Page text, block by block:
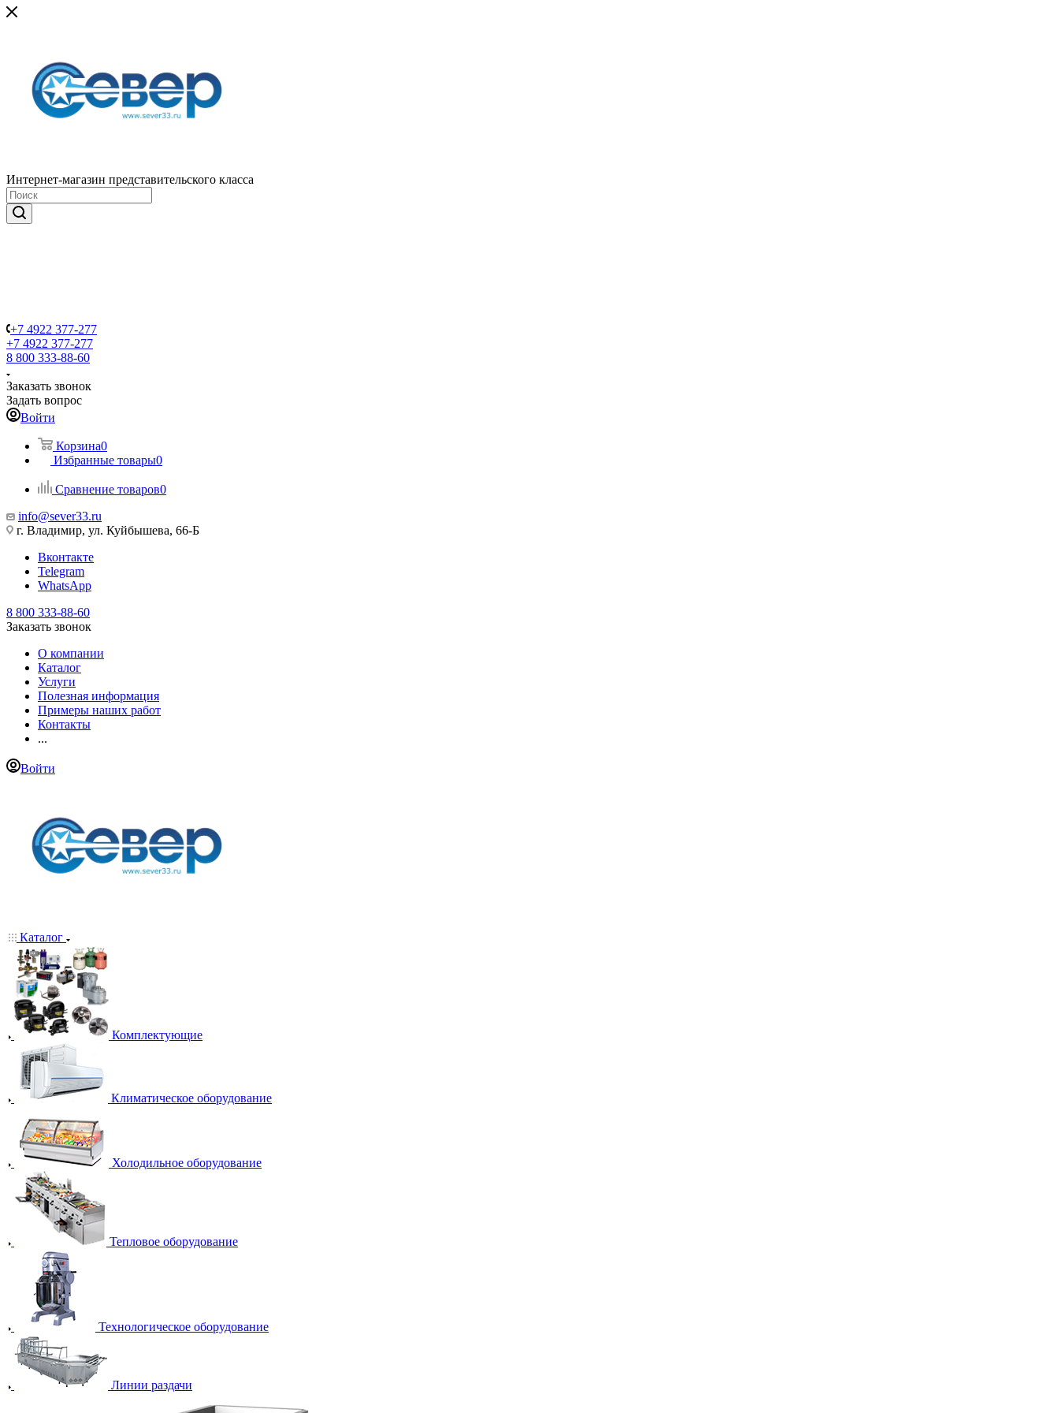
Интернет-магазин представительского класса
+7 4922 377-277
+7 4922 377-277
8 800 333-88-60
Заказать звонок
Задать вопрос
Войти
Корзина0
Избранные товары0
Сравнение товаров0
info@sever33.ru
г. Владимир, ул. Куйбышева, 66-Б
Вконтакте
Telegram
WhatsApp
8 800 333-88-60
Заказать звонок
О компании
Каталог
Услуги
Полезная информация
Примеры наших работ
Контакты
...
Войти
Каталог
Комплектующие
Климатическое оборудование
Холодильное оборудование
Тепловое оборудование
Технологическое оборудование
Линии раздачи